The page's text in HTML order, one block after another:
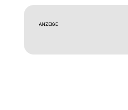
ANZEIGE